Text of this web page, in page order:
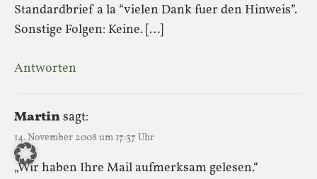
Standardbrief a la “vielen Dank fuer den Hinweis”.
Sonstige Folgen: Keine. […]
Antworten
Martinsagt:
14. November 2008 um 17:37 Uhr
„Wir haben Ihre Mail aufmerksam gelesen.“